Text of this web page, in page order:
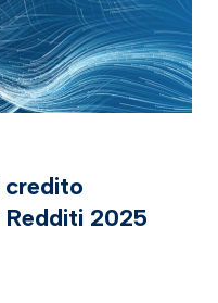
credito
Redditi 2025